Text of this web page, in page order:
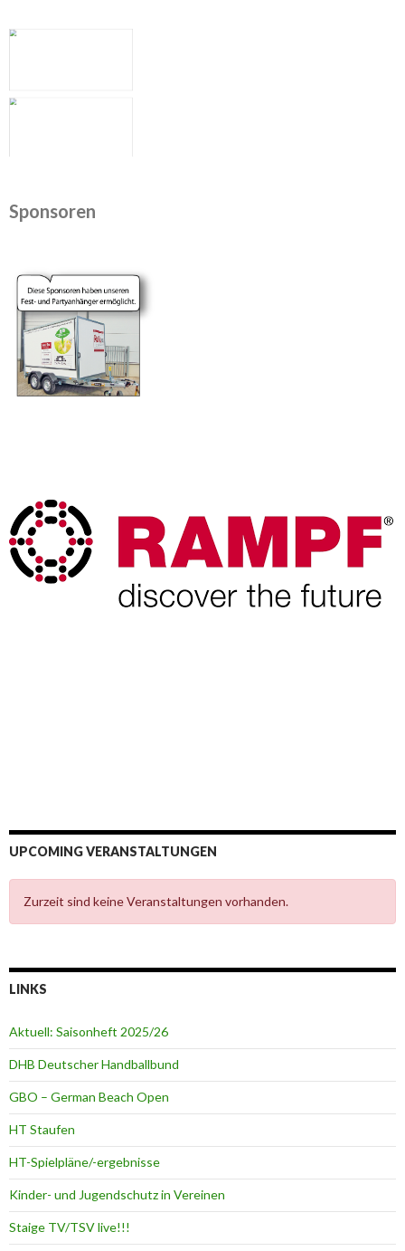
Sponsoren
UPCOMING VERANSTALTUNGEN
Zurzeit sind keine Veranstaltungen vorhanden.
LINKS
Aktuell: Saisonheft 2025/26
DHB Deutscher Handballbund
GBO – German Beach Open
HT Staufen
HT-Spielpläne/-ergebnisse
Kinder- und Jugendschutz in Vereinen
Staige TV/TSV live!!!